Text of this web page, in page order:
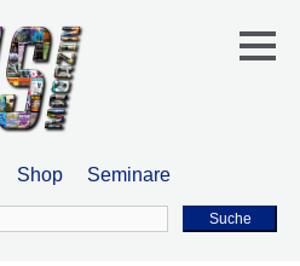
Shop Seminare
Suche